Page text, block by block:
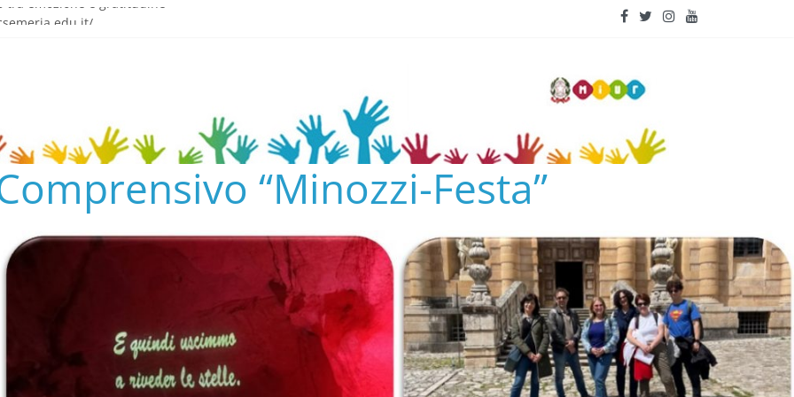
tra emozione e gratitudine
AL COLLEGIO E AL CONSIGLIO DI ISTITUTO 2024/25
“Minozzi-Festa”